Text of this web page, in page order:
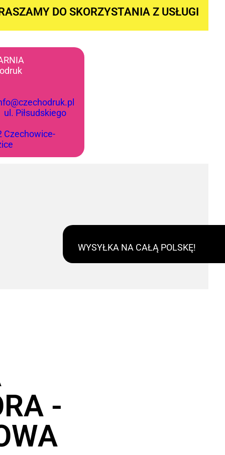
WYSYŁKA NA CAŁĄ POLSKĘ!
DO SKORZYSTANIA Z USŁUGI
ul. Piłsudskiego
Czechowice-
-